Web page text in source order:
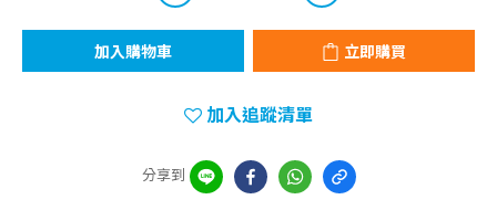
加入購物車 立即購買
加入追蹤清單
分享到